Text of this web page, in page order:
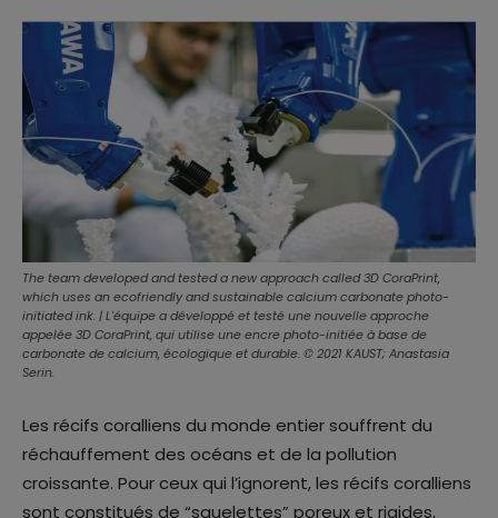
The team developed and tested a new approach called 3D CoraPrint,
which uses an ecofriendly and sustainable calcium carbonate photo-
initiated ink. | L'équipe a développé et testé une nouvelle approche
appelée 3D CoraPrint, qui utilise une encre photo-initiée à base de
carbonate de calcium, écologique et durable. © 2021 KAUST; Anastasia
Serin.
Les récifs coralliens du monde entier souffrent du
réchauffement des océans et de la pollution
croissante. Pour ceux qui l’ignorent, les récifs coralliens
sont constitués de “squelettes” poreux et rigides,